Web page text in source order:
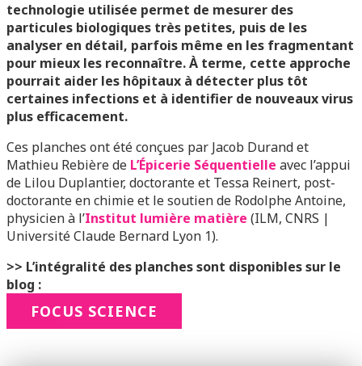
technologie utilisée permet de mesurer des
particules biologiques très petites, puis de les
analyser en détail, parfois même en les fragmentant
pour mieux les reconnaître. À terme, cette approche
pourrait aider les hôpitaux à détecter plus tôt
certaines infections et à identifier de nouveaux virus
plus efficacement.
Ces planches ont été conçues par Jacob Durand et
Mathieu Rebière de L’Épicerie Séquentielle avec l’appui
de Lilou Duplantier, doctorante et Tessa Reinert, post-
doctorante en chimie et le soutien de Rodolphe Antoine,
physicien à l’Institut lumière matière (ILM, CNRS |
Université Claude Bernard Lyon 1).
>> L’intégralité des planches sont disponibles sur le
blog :
FOCUS SCIENCE